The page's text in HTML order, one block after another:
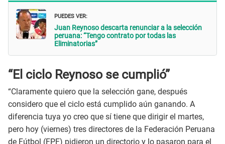
PUEDES VER:
Juan Reynoso descarta renunciar a la selección
peruana: “Tengo contrato por todas las
Eliminatorias”
“El ciclo Reynoso se cumplió”
“Claramente quiero que la selección gane, después
considero que el ciclo está cumplido aún ganando. A
diferencia tuya yo creo que sí tiene que dirigir el martes,
pero hoy (viernes) tres directores de la Federación Peruana
de Fútbol (FPF) pidieron un directorio y lo pasaron para el